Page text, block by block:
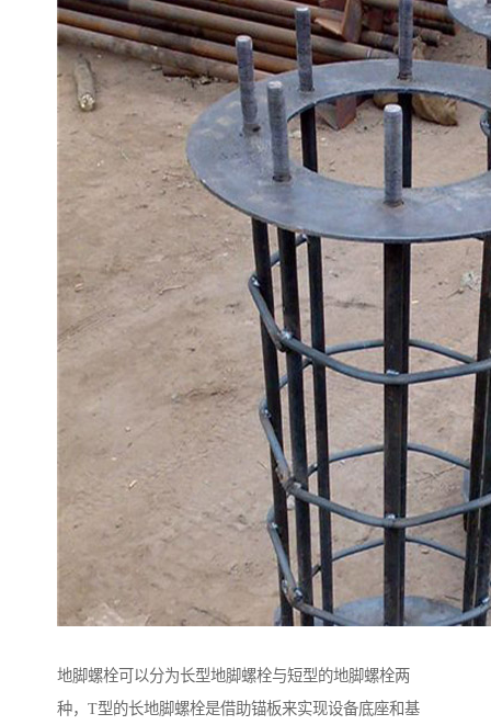
地脚螺栓可以分为长型地脚螺栓与短型的地脚螺栓两
种，T型的长地脚螺栓是借助锚板来实现设备底座和基